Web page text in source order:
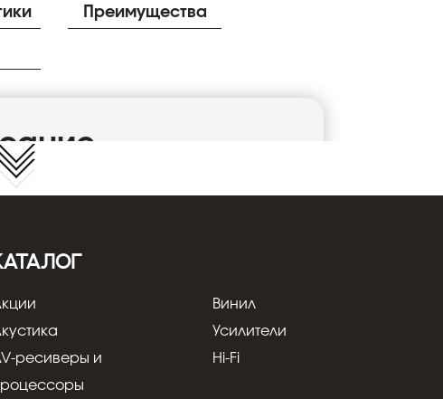
Преимущества
Винил
Усилители
ресиверы и
Hi-Fi